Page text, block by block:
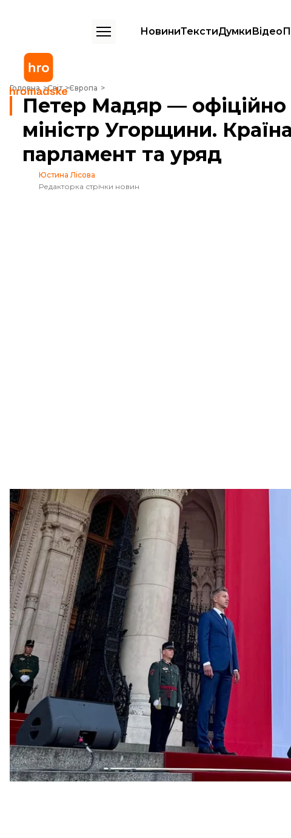
НовиниТекстиДумкиВідео
Головна Світ Європа
Петер Мадяр — офіційно новий прем’єр-міністр Угорщини. Країна
Петер Мадяр — офіційно
міністр Угорщини.
парламент та уряд
Юстина Лісова
Редакторка стрічки новин
Петер Мадяр перед установчим засіданням парламенту, на
В Угорщині відбулося установче засідання нового
присягу й обрали Петра Мадяра — лідера партії
міністром. Тепер офіційно в країні змінився уряд.
Про це стало відомо з трансляції засідання
Перед голосуванням за Мадяра присяги склали
більшість місць.
Самого ж Мадяра обрали прем’єром 140 голосами за
утримався. Після голосування в парламенті
прем’єра вітали люди, які спостерігали за